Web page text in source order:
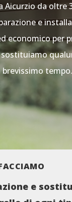
Aicurzio da oltre
e
economico per
sostituiamo
tempo.
e